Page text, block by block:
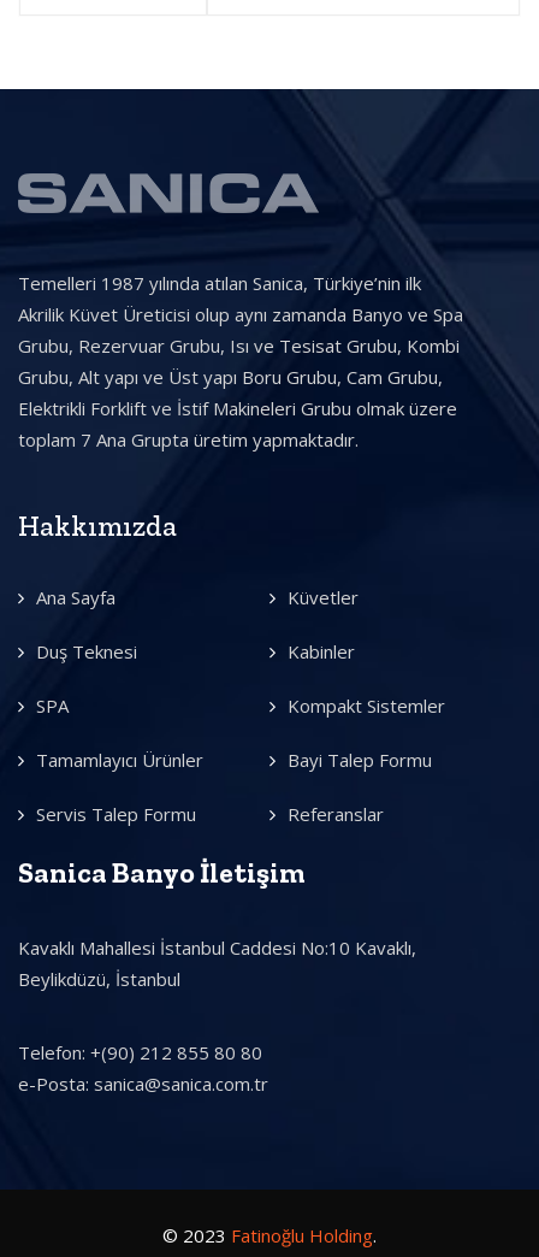
Temelleri 1987 yılında atılan Sanica, Türkiye’nin ilk
Akrilik Küvet Üreticisi olup aynı zamanda Banyo ve Spa
Grubu, Rezervuar Grubu, Isı ve Tesisat Grubu, Kombi
Grubu, Alt yapı ve Üst yapı Boru Grubu, Cam Grubu,
Elektrikli Forklift ve İstif Makineleri Grubu olmak üzere
toplam 7 Ana Grupta üretim yapmaktadır.
Hakkımızda
Ana Sayfa Küvetler
Duş Teknesi Kabinler
SPA Kompakt Sistemler
Tamamlayıcı Ürünler Bayi Talep Formu
Servis Talep Formu Referanslar
Sanica Banyo İletişim
Kavaklı Mahallesi İstanbul Caddesi No:10 Kavaklı,
Beylikdüzü, İstanbul
Telefon: +(90) 212 855 80 80
e-Posta: sanica@sanica.com.tr
© 2023 Fatinoğlu Holding.